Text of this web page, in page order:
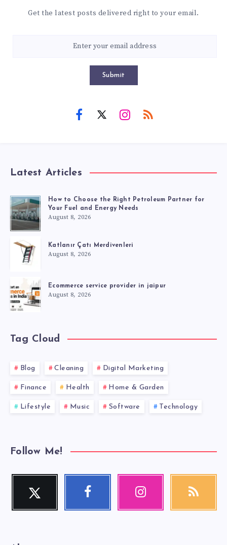
Get the latest posts delivered right to your email.
Submit
Latest Articles
How to Choose the Right Petroleum Partner for
Your Fuel and Energy Needs
August 8, 2026
Katlanır Çatı Merdivenleri
August 8, 2026
Ecommerce service provider in jaipur
August 8, 2026
Tag Cloud
Blog Cleaning Digital Marketing
Finance Health Home & Garden
Lifestyle Music Software Technology
Follow Me!
Twitter
Follow
Facebook Instagram RSS